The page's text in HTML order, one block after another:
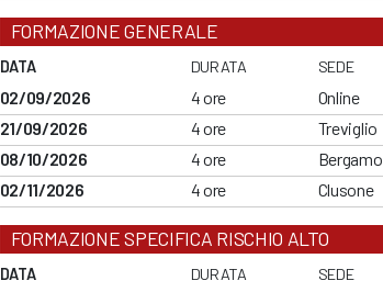
FORMAZIONE GENERALE
DATA DURATA SEDE
02/09/2026 4 ore Online
21/09/2026 4 ore Treviglio
08/10/2026 4 ore Bergamo
02/11/2026 4 ore Clusone
FORMAZIONE SPECIFICA RISCHIO ALTO
DATA DURATA SEDE